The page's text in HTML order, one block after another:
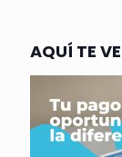
AQUÍ TE